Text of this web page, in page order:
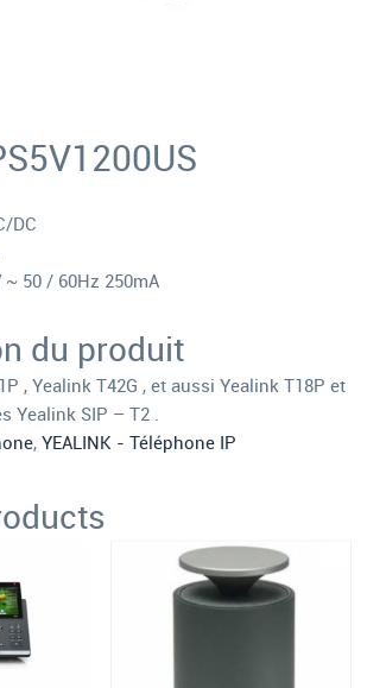
DC
~ 50 / 60Hz 250mA
du produit
, Yealink T42G , et aussi Yealink T18P et
Yealink SIP – T2 .
,YEALINK - Téléphone IP